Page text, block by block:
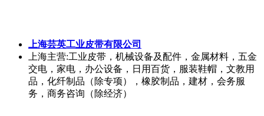
上海芸英工业皮带有限公司
上海主营:工业皮带，机械设备及配件，金属材料，五金
交电，家电，办公设备，日用百货，服装鞋帽，文教用
品，化纤制品（除专项），橡胶制品，建材，会务服
务，商务咨询（除经济）